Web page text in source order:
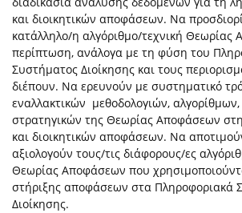
και διοικητικών αποφάσεων. Να
κατάλληλο/η αλγόριθμο/τεχνική
περίπτωση, ανάλογα με τη φύση του
Συστήματος Διοίκησης και τους
διέπουν. Να ερευνούν με συστηματικό
εναλλακτικών μεθοδολογιών, αλγορίθμων,
στρατηγικών της Θεωρίας Αποφάσεων
και διοικητικών αποφάσεων. Να
αξιολογούν τους/τις διάφορους/ες
Θεωρίας Αποφάσεων που
στήριξης αποφάσεων στα Πληροφοριακά
Διοίκησης.